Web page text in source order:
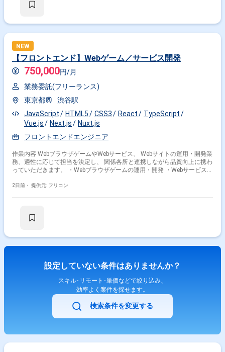
NEW
【フロントエンド】Webゲーム／サービス開発
750,000円/月
業務委託(フリーランス)
東京都
渋谷駅
JavaScript
HTML5 CSS3 React
TypeScript
Vue.js
Next.js
Nuxt.js
フロントエンドエンジニア
作業内容 WebブラウザゲームやWebサービス、 Webサイトの運用・開発業
務、適性に応じて担当を決定し、 関係各所と連携しながら品質向上に携わ
っていただきます。 ・Webブラウザゲームの運用・開発 ・Webサービスの
に合わせてお仕事をお任せします。
2日前・ 提供元: フリコン
設定していない条件はありませんか？
スキル･リモート･単価などで絞り込み、
効率よく案件を探せます。
検索条件を変更する